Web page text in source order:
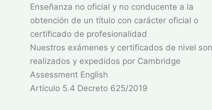
Enseñanza no oficial y no conducente a la
obtención de un título con carácter oficial o
certificado de profesionalidad
Nuestros exámenes y certificados de nivel son
realizados y expedidos por Cambridge
Assessment English
Artículo 5.4 Decreto 625/2019